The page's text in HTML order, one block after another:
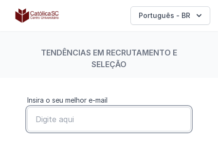
Católica SC | Experts Português - BR
TENDÊNCIAS EM RECRUTAMENTO E
SELEÇÃO
Insira o seu melhor e-mail